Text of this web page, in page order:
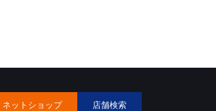
ネットショップ 店舗検索